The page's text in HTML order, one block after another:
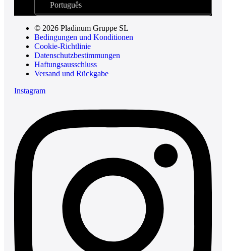
Português
© 2026 Pladinum Gruppe SL
Bedingungen und Konditionen
Cookie-Richtlinie
Datenschutzbestimmungen
Haftungsausschluss
Versand und Rückgabe
Instagram